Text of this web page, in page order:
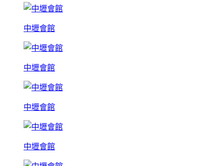
中壢會館
中壢會館
中壢會館
中壢會館